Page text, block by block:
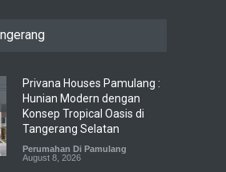
Privana Houses Pamulang :
Hunian Modern dengan
Konsep Tropical Oasis di
Tangerang Selatan
Perumahan Di Pamulang
August 8, 2026